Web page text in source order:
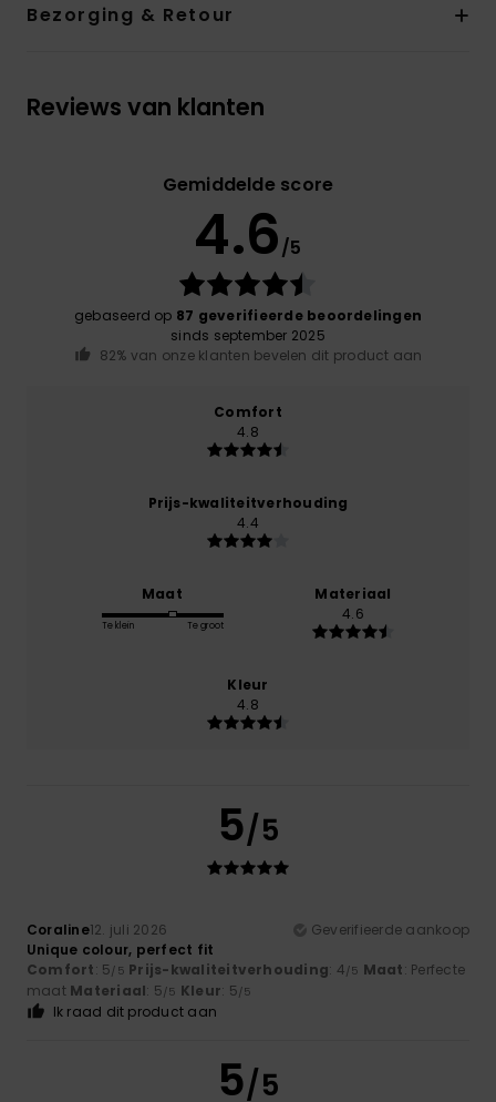
Bezorging & Retour
Reviews van klanten
Gemiddelde score
4.6/5
gebaseerd op 87 geverifieerde beoordelingen
sinds september 2025
82% van onze klanten bevelen dit product aan
Comfort
4.8
Prijs-kwaliteitverhouding
4.4
Maat
Te klein Te groot
Materiaal
4.6
Kleur
4.8
5/5
Coraline12. juli 2026
Geverifieerde aankoop
Unique colour, perfect fit
Comfort: 5/5 Prijs-kwaliteitverhouding: 4/5 Maat: Perfecte
maat Materiaal: 5/5 Kleur: 5/5
Ik raad dit product aan
5/5